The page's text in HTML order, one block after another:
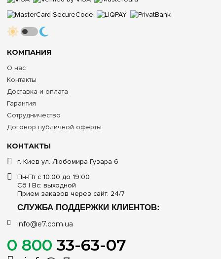
КОНТАКТЫ
г. Киев ул. Любомира Гузара 6
Пн-Пт с 10:00 до 19:00
Сб | Вс: выходной
Прием заказов через сайт: 24/7
СЛУЖБА ПОДДЕРЖКИ КЛИЕНТОВ:
info@e7.com.ua
0 800 33-63-07
КОМПАНИЯ
О нас
Контакты
Доставка и оплата
Гарантия
Сотрудничество
Договор публичной оферты